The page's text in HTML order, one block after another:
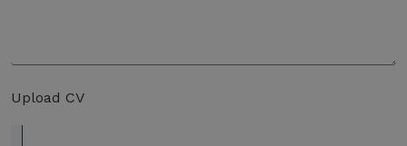
Upload CV